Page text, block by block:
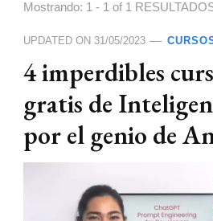
Mostrando: 1 - 1 of 1
UPDATED ON 31/05/2023
4 imperdibles
gratis de
por el genio de